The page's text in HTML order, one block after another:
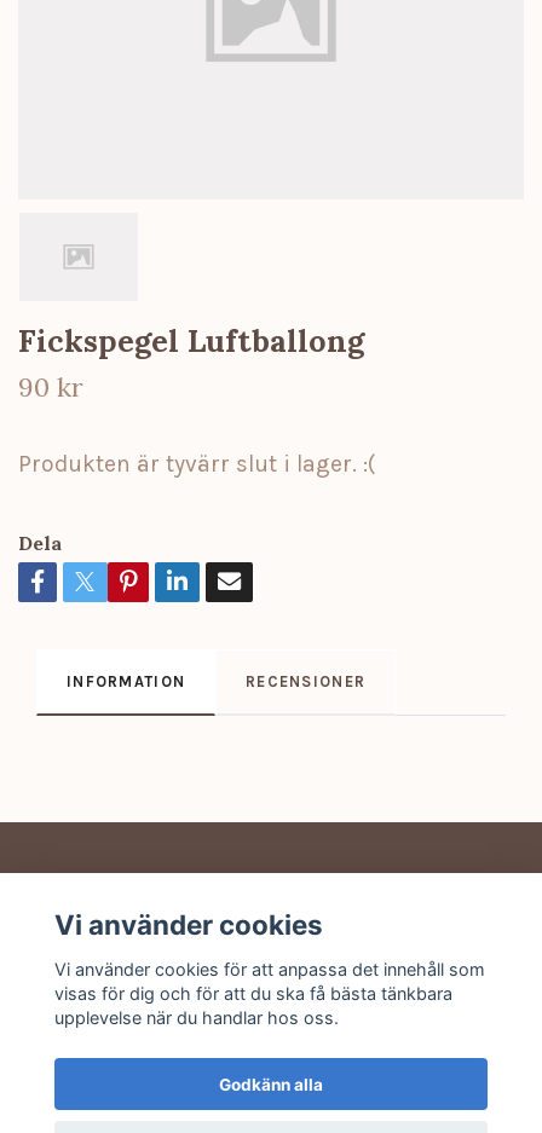
Fickspegel Luftballong
90 kr
Produkten är tyvärr slut i lager. :(
Dela
INFORMATION RECENSIONER
Sociala medier
Vi använder cookies
Vi använder cookies för att anpassa det innehåll som
visas för dig och för att du ska få bästa tänkbara
upplevelse när du handlar hos oss.
Godkänn alla